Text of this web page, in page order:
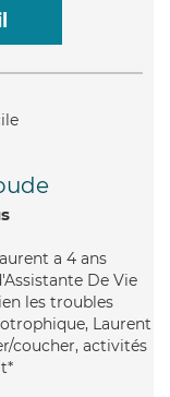
a 4 ans
De Vie
les troubles
Laurent
coucher, activités